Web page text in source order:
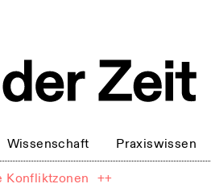
Wissenschaft Praxiswissen
Konfliktzonen ++